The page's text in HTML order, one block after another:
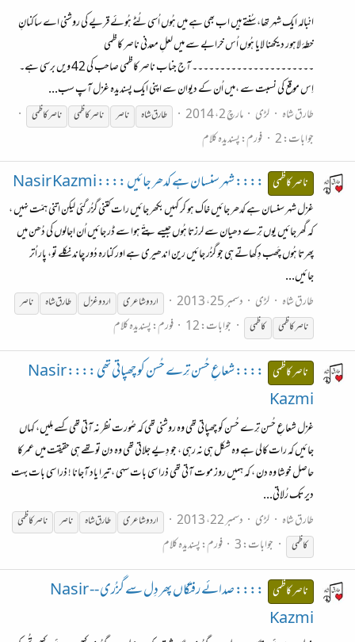
انْبالہ ایک شہر تھا، سُنتے ہیں اب بھی ہے میں ہُوں اُسی لُٹے ہُوئے قریے کی روشنی اے ساکنانِ
خطۂ لاہور دیکھنا لایا ہُوں اُس خرابے سے میں لعلِ معدنی ناصر کاظمی
۔۔۔۔۔۔۔۔۔۔۔۔۔۔۔۔۔۔۔۔۔۔ آج جناب ناصر کاظمی صاحب کی 42 ویں برسی ہے۔
اِس موقع کی نسبت سے ،میں اُن کے دیوان سے اپنی ایک پسندیدہ غزل آپ سب...
طارق شاہ
لڑی مارچ 2، 2014 طارق شاہ ناصر ناصرکاظمی ناصرکاظمی
جوابات: 2 فورم:پسندیدہ کلام
ناصر کاظمی :::: شہر سنسان ہے کدھر جائیں :::: Nasir Kazmi
غزل شہر سنسان ہے کدھر جائیں خاک ہو کر کہیں بکھر جائیں رات کتنی گزُر گئی لیکن اتنی ہمّت نہیں ،
کہ گھر جائیں یوں تِرے دھیان سے لرزتا ہُوں جیسے پتّے ہوا سے ڈر جائیں اُن اجالوں کی دُھن میں
‌پھرتا ہُوں چَھب دِکھاتے ہی جو گزُر جائیں رین اندھیری ہے اور کنارہ دُور چاند نکلے تو، پار اُتر
جائیں...
طارق شاہ
لڑی دسمبر 25، 2013 اردو شاعری اردوغزل طارق شاہ
ناصر
ناصرکاظمی کاظمی جوابات: 12 فورم:پسندیدہ کلام
ناصر کاظمی
:::: شعاعِ حُسن تِرے حُسن کو چھپاتی تھی :::: Nasir
Kazmi
غزل شعاعِ حُسن تِرے حُسن کو چھپاتی تھی وہ روشنی تھی کہ صُورت نظر نہ آتی تھی کسے مِلیں، کہاں
جائیں کہ رات کالی ہے وہ شکل ہی نہ رہی ، جو دِیے جلاتی تھی وہ دن توتھے ہی حقیقت میں عمرکا
حاصل خوشا وہ دن ، کہ ہمیں روز موت آتی تھی ذرا سی بات سہی ، تیرا یاد آجانا ! ذرا سی بات بہت
دیر تک رُلاتی...
طارق شاہ
لڑی دسمبر 22، 2013 اردو شاعری طارق شاہ ناصر ناصرکاظمی
کاظمی
جوابات: 3 فورم:پسندیدہ کلام
ناصر کاظمی
:::: صدائے رفتگاں پھر دِل سے گزُری -- Nasir
Kazmi